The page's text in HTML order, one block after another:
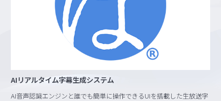
AIリアルタイム字幕生成システム
AI音声認識エンジンと誰でも簡単に操作できるUIを搭載した生放送字